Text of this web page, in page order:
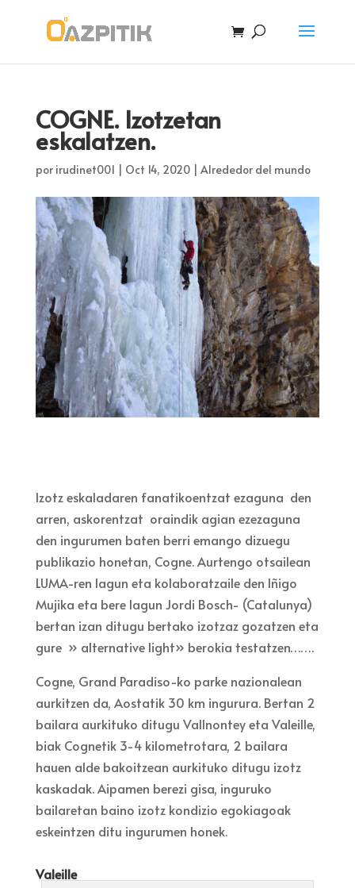
COGNE. Izotzetan
eskalatzen.
por irudinet001 | Oct 14, 2020| Alrededor del mundo
Izotz eskaladaren fanatikoentzat ezaguna den
arren, askorentzat oraindik agian ezezaguna
den ingurumen baten berri emango dizuegu
publikazio honetan, Cogne. Aurtengo otsailean
LUMA-ren lagun eta kolaboratzaile den Iñigo
Mujika eta bere lagun Jordi Bosch- (Catalunya)
bertan izan ditugu bertako izotzaz gozatzen eta
gure » alternative light» berokia testatzen…….
Cogne, Grand Paradiso-ko parke nazionalean
aurkitzen da, Aostatik 30 km ingurura. Bertan 2
bailara aurkituko ditugu Vallnontey eta Valeille,
biak Cognetik 3-4 kilometrotara, 2 bailara
hauen alde bakoitzean aurkituko ditugu izotz
kaskadak. Aipamen berezi gisa, inguruko
bailaretan baino izotz kondizio egokiagoak
eskeintzen ditu ingurumen honek.
Valeille